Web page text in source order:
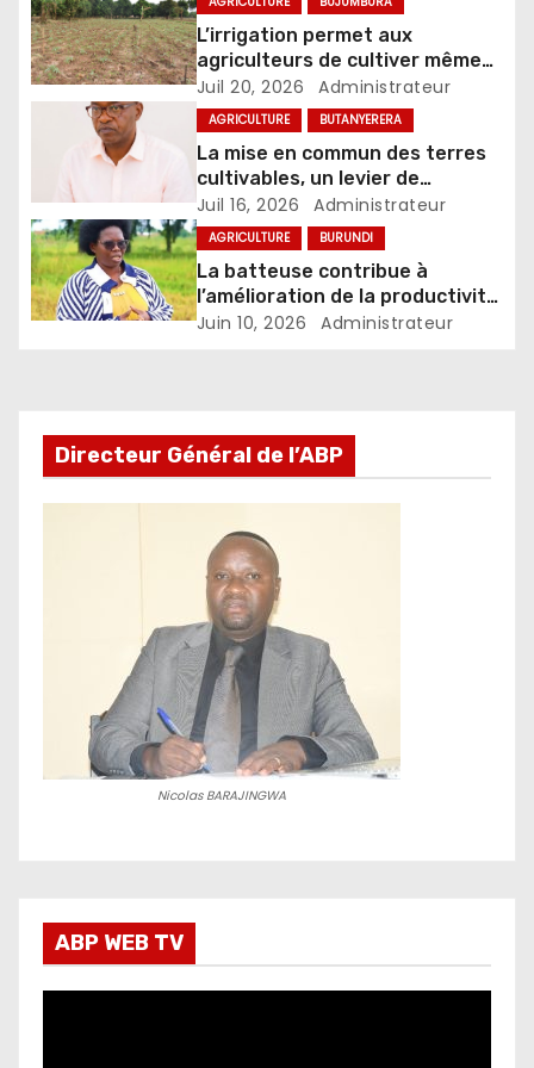
L’irrigation permet aux
agriculteurs de cultiver même
pendant la saison sèche
Juil 20, 2026 Administrateur
AGRICULTURE BUTANYERERA
La mise en commun des terres
cultivables, un levier de
modernisation du secteur
agricole
Juil 16, 2026 Administrateur
AGRICULTURE BURUNDI
La batteuse contribue à
l’amélioration de la productivité
et à la réduction des pertes
Juin 10, 2026 Administrateur
Directeur Général de l’ABP
Nicolas BARAJINGWA
ABP WEB TV